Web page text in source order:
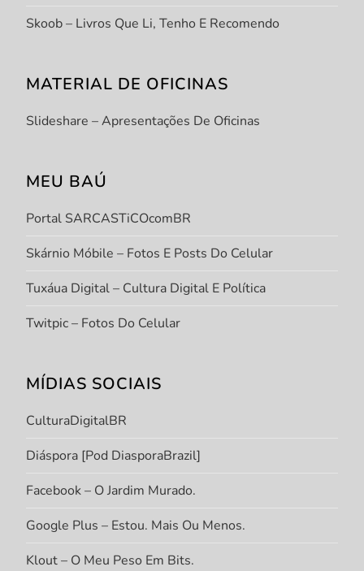
Skoob – Livros Que Li, Tenho E Recomendo
MATERIAL DE OFICINAS
Slideshare – Apresentações De Oficinas
MEU BAÚ
Portal SARCASTiCOcomBR
Skárnio Móbile – Fotos E Posts Do Celular
Tuxáua Digital – Cultura Digital E Política
Twitpic – Fotos Do Celular
MÍDIAS SOCIAIS
CulturaDigitalBR
Diáspora [Pod DiasporaBrazil]
Facebook – O Jardim Murado.
Google Plus – Estou. Mais Ou Menos.
Klout – O Meu Peso Em Bits.